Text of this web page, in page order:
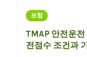
보험
TMAP 안전운
전점수 조건과